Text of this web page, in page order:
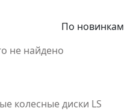
По новинкам
не найдено
колесные диски LS